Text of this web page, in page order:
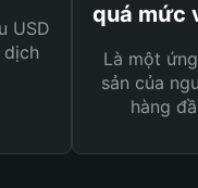
USD
quá mức
Là một
sản của
hàng